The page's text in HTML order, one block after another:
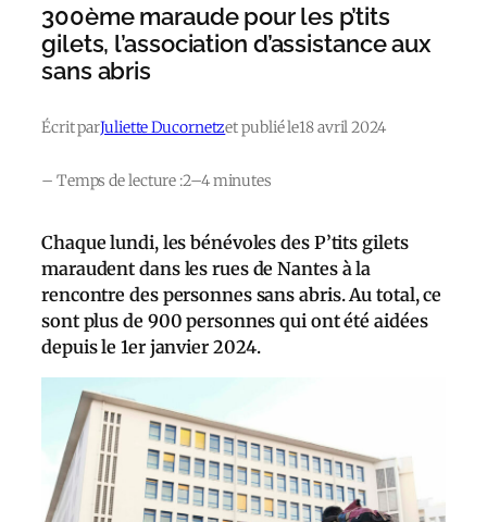
300ème maraude pour les p’tits
gilets, l’association d’assistance aux
sans abris
Écrit parJuliette Ducornetzet publié le18 avril 2024
– Temps de lecture :2–4 minutes
Chaque lundi, les bénévoles des P’tits gilets
maraudent dans les rues de Nantes à la
rencontre des personnes sans abris. Au total, ce
sont plus de 900 personnes qui ont été aidées
depuis le 1er janvier 2024.